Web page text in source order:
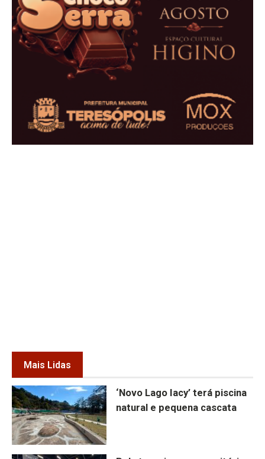
Mais Lidas
‘Novo Lago Iacy’ terá piscina
natural e pequena cascata